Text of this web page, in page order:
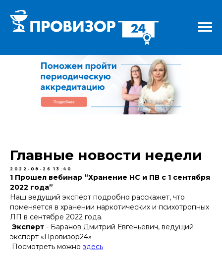
Главные новости недели
2022-08-26 13:40
1 Прошел вебинар “Хранение НС и ПВ с 1 сентября
2022 года”
Наш ведущий эксперт подробно расскажет, что
поменяется в хранении наркотических и психотропных
ЛП в сентябре 2022 года.
Эксперт - Баранов Дмитрий Евгеньевич, ведущий
эксперт «Провизор24»
Посмотреть можно здесь